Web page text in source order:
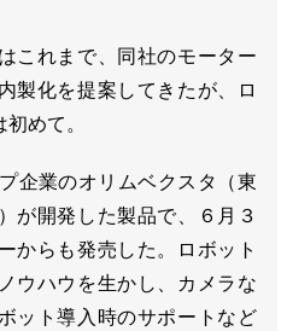
これまで、同社のモーター
製化を提案してきたが、ロ
めて。
企業のオリムベクスタ（東
が開発した製品で、６月３
からも発売した。ロボット
ウハウを生かし、カメラな
ット導入時のサポートなど